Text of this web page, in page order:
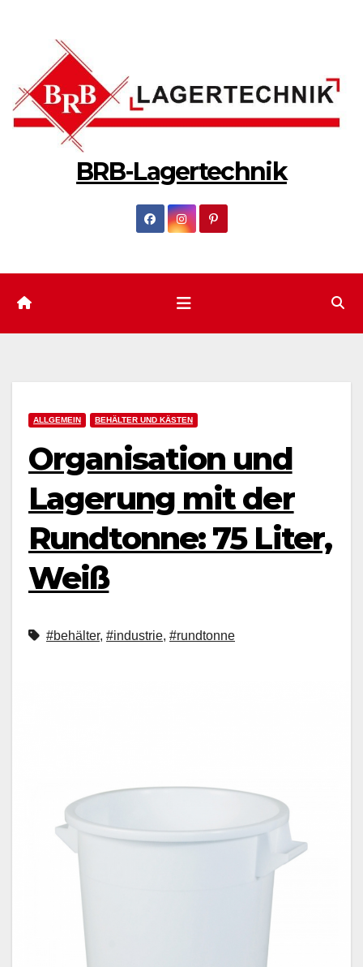
BRB-Lagertechnik
ALLGEMEIN BEHÄLTER UND KÄSTEN
Organisation und
Lagerung mit der
Rundtonne: 75 Liter,
Weiß
#behälter, #industrie, #rundtonne